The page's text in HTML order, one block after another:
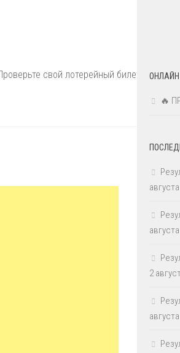
свой лотерейный билет поОНЛАЙН
🔥
августа
августа
2
августа